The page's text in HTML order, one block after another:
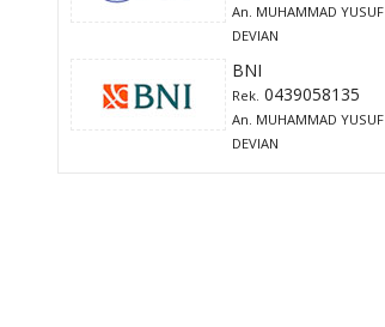
An. MUHAMMAD YUSUF
DEVIAN
BNI
Rek. 0439058135
An. MUHAMMAD YUSUF
DEVIAN